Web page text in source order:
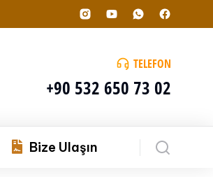
TELEFON
+90 532 650 73 02
Bize Ulaşın